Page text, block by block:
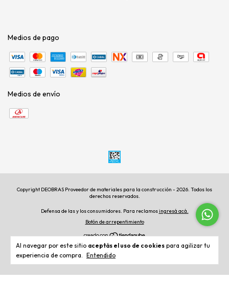
Al navegar por este sitio aceptás el uso de cookies para agilizar tu
experiencia de compra. Entendido
Medios de pago
Medios de envío
Copyright DEOBRAS Proveedor de materiales para la construcción - 2026. Todos los
derechos reservados.
Defensa de las y los consumidores. Para reclamosingresá acá.
Botón de arrepentimiento